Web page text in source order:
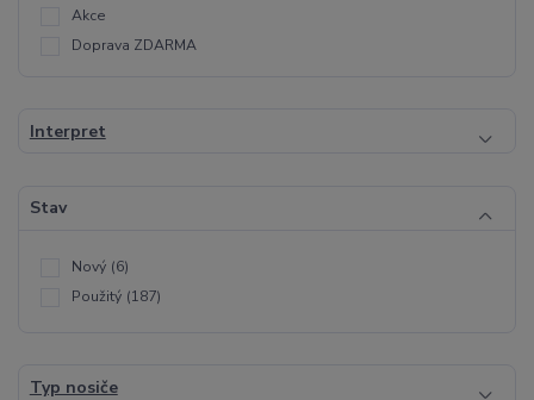
Akce
Doprava ZDARMA
Interpret
Stav
Nový (6)
Použitý (187)
Typ nosiče